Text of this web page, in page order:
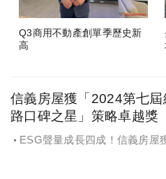
Q3商用不動產創單季歷史新
高
信義房屋獲「2024第七屆
路口碑之星」策略卓越獎
ESG聲量成長四成！信義房屋